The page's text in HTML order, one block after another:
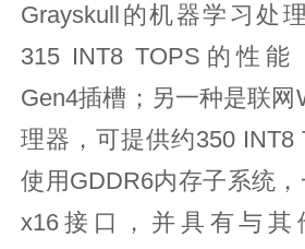
Grayskull的机器学习处
315 INT8 TOPS的性
Gen4插槽；另一种是联网
理器，可提供约350 INT8
使用GDDR6内存子系统
x16接口，并具有与其